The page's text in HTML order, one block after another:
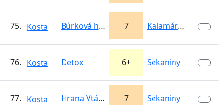
75. Kosta Búrková hrazda 7 Kalamárka
76. Kosta Detox 6+ Sekaniny
77. Kosta Hrana Vtáčnika 7 Sekaniny